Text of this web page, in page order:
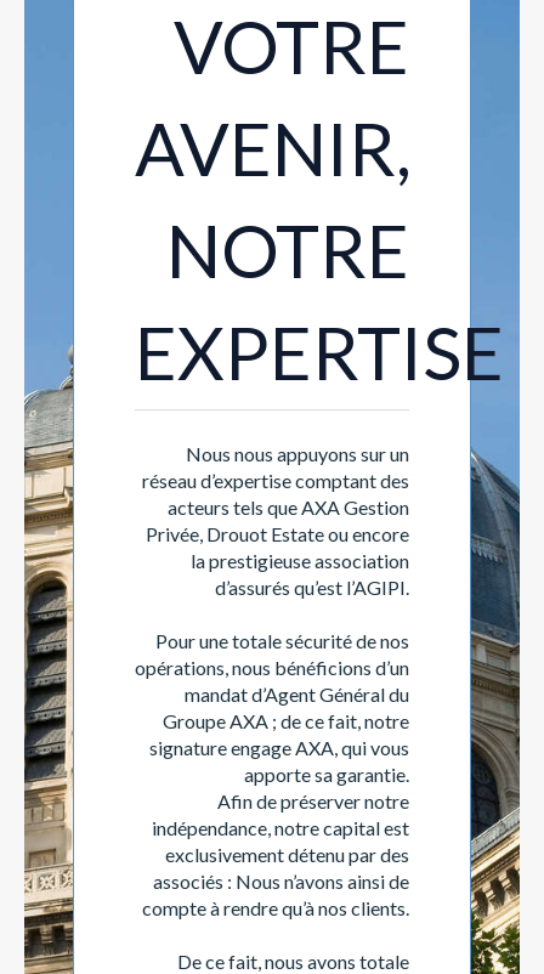
VOTRE
AVENIR,
NOTRE
EXPERTISE
Nous nous appuyons sur un
réseau d’expertise comptant des
acteurs tels que AXA Gestion
Privée, Drouot Estate ou encore
la prestigieuse association
d’assurés qu’est l’AGIPI.
Pour une totale sécurité de nos
opérations, nous bénéficions d’un
mandat d’Agent Général du
Groupe AXA ; de ce fait, notre
signature engage AXA, qui vous
apporte sa garantie.
Afin de préserver notre
indépendance, notre capital est
exclusivement détenu par des
associés : Nous n’avons ainsi de
compte à rendre qu’à nos clients.
De ce fait, nous avons totale